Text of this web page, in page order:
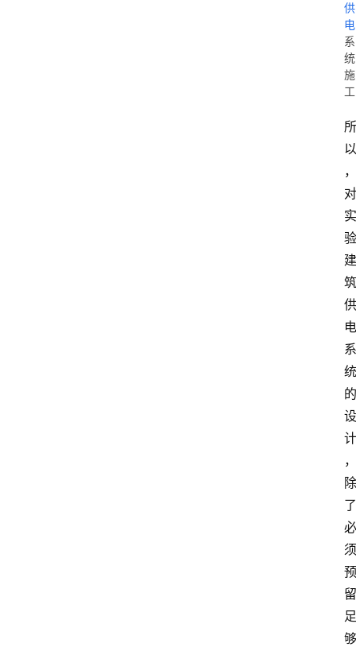
供
电
系
统
施
工
所
以
，
对
实
验
建
筑
供
电
系
统
的
设
计
，
除
了
必
须
预
留
足
够